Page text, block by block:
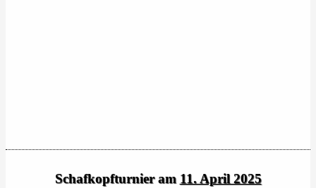
Schafkopfturnier am 11. April 2025